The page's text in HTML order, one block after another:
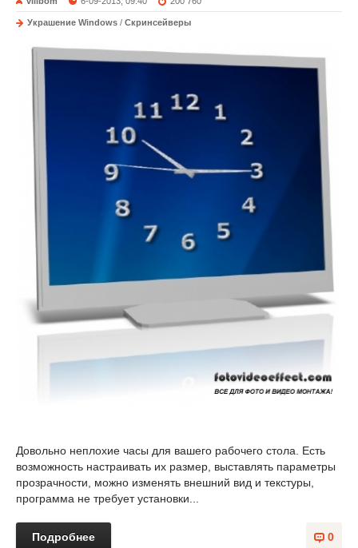
Украшение Windows / Скринсейверы
Довольно неплохие часы для вашего рабочего стола. Есть
возможность настраивать их размер, выставлять параметры
прозрачности, можно изменять внешний вид и текстуры,
программа не требует установки...
0
Подробнее